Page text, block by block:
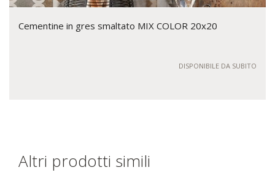
Cementine in gres smaltato MIX COLOR 20x20
DISPONIBILE DA SUBITO
Altri prodotti simili